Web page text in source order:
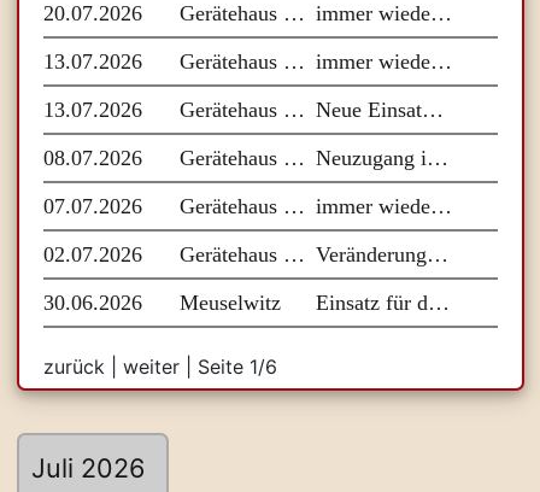
20.07.2026
Gerätehaus Bad Berka
immer wieder montags
13.07.2026
Gerätehaus Bad Berka
immer wieder montags
13.07.2026
Gerätehaus Bad Berka
Neue Einsatzbekleidung für unsere Einsatzkräfte
08.07.2026
Gerätehaus Bad Berka
Neuzugang in unserem Fuhrpark
07.07.2026
Gerätehaus Bad Berka
immer wieder montags
02.07.2026
Gerätehaus Bad Berka
Veränderungen an unserem Standort
30.06.2026
Meuselwitz Einsatz für den Katastrophenschutzzug Wasser
zurück| weiter| Seite 1/6
Juli 2026